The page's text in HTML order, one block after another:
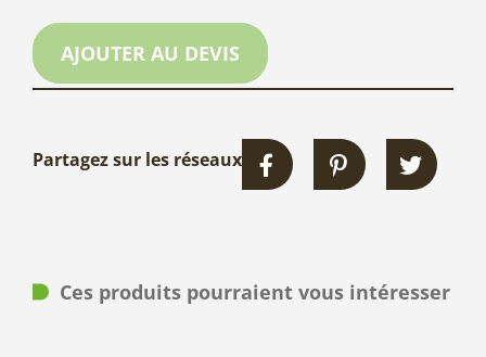
AJOUTER AU DEVIS
Partagez sur les réseaux
Ces produits pourraient vous intéresser